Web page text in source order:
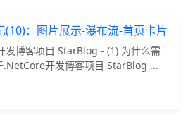
：图片展示-瀑布流-首页卡片
发博客项目 StarBlog - (1) 为什么需
.NetCore开发博客项目 StarBlog ...